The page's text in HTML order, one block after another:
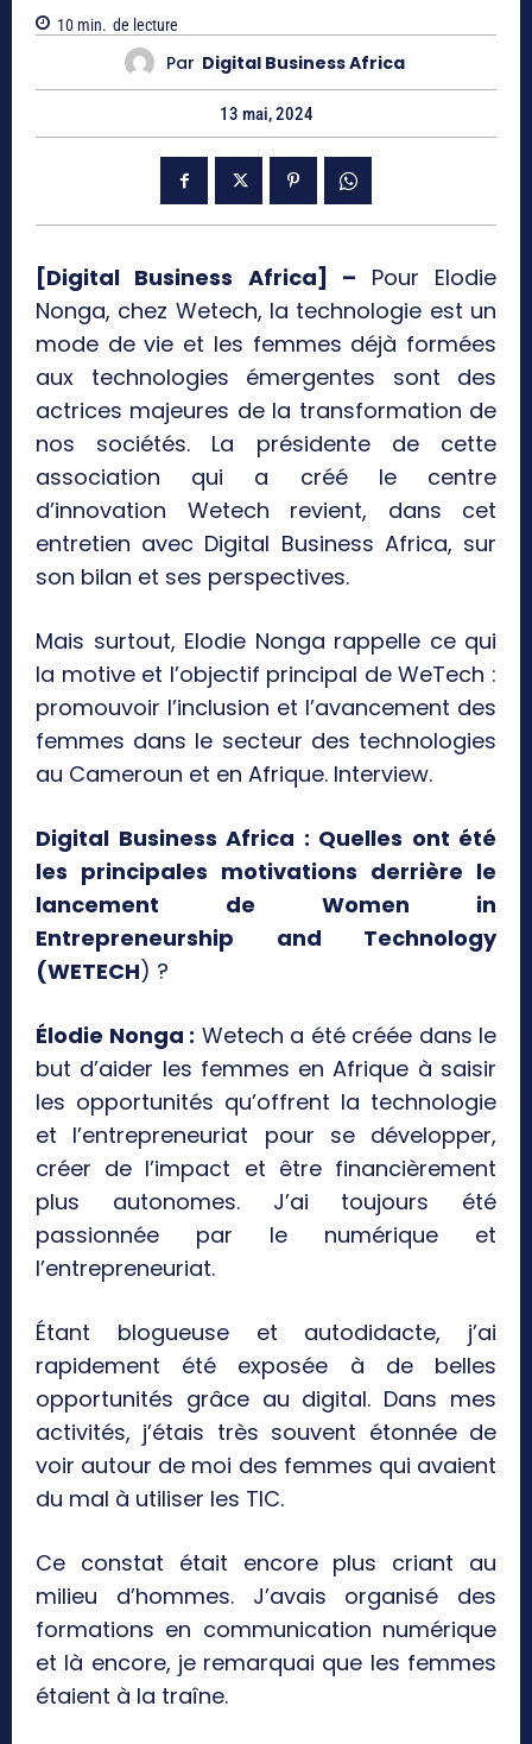
10 min. de lecture
Par Digital Business Africa
13 mai, 2024
[Digital Business Africa] – Pour Elodie
Nonga, chez Wetech, la technologie est un
mode de vie et les femmes déjà formées
aux technologies émergentes sont des
actrices majeures de la transformation de
nos sociétés. La présidente de cette
association qui a créé le centre
d’innovation Wetech revient, dans cet
entretien avec Digital Business Africa, sur
son bilan et ses perspectives.
Mais surtout, Elodie Nonga rappelle ce qui
la motive et l’objectif principal de WeTech :
promouvoir l’inclusion et l’avancement des
femmes dans le secteur des technologies
au Cameroun et en Afrique. Interview.
Digital Business Africa : Quelles ont été
les principales motivations derrière le
lancement de Women in
Entrepreneurship and Technology
(WETECH) ?
Élodie Nonga : Wetech a été créée dans le
but d’aider les femmes en Afrique à saisir
les opportunités qu’offrent la technologie
et l’entrepreneuriat pour se développer,
créer de l’impact et être financièrement
plus autonomes. J’ai toujours été
passionnée par le numérique et
l’entrepreneuriat.
Étant blogueuse et autodidacte, j’ai
rapidement été exposée à de belles
opportunités grâce au digital. Dans mes
activités, j’étais très souvent étonnée de
voir autour de moi des femmes qui avaient
du mal à utiliser les TIC.
Ce constat était encore plus criant au
milieu d’hommes. J’avais organisé des
formations en communication numérique
et là encore, je remarquai que les femmes
étaient à la traîne.